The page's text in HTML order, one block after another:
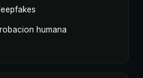
humana